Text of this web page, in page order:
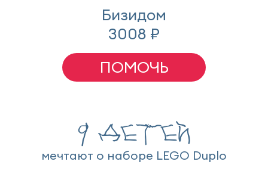
Бизидом
3008 ₽
ПОМОЧЬ
9 детей
мечтают о наборе LEGO Duplo